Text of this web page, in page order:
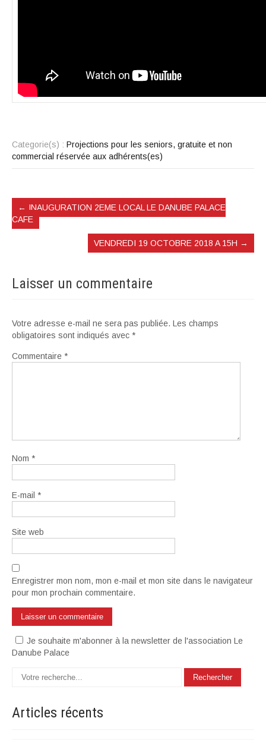
Categorie(s) : Projections pour les seniors, gratuite et non
commercial réservée aux adhérents(es)
← INAUGURATION 2EME LOCAL LE DANUBE PALACE
CAFE
VENDREDI 19 OCTOBRE 2018 A 15H →
Laisser un commentaire
Votre adresse e-mail ne sera pas publiée. Les champs
obligatoires sont indiqués avec *
Commentaire *
Nom *
E-mail *
Site web
Enregistrer mon nom, mon e-mail et mon site dans le navigateur
pour mon prochain commentaire.
Je souhaite m'abonner à la newsletter de l'association Le
Danube Palace
Articles récents